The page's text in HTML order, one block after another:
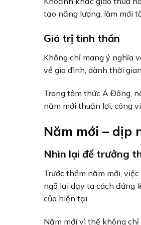
tạo năng lượng, làm mới
Giá trị tinh thần
Không chỉ mang ý nghĩa
về gia đình, dành thời
Trong tâm thức Á Đông,
năm mới thuận lợi, công
Năm mới – dịp
Nhìn lại để trưởng
Trước thềm năm mới,
ngã lại dạy ta cách đứng
của hiện tại.
Năm mới vì thế không